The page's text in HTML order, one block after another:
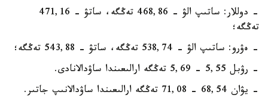
- دوللار: ساتىپ الۋ - 468,86 تەڭگە، ساتۋ - 471,16
تەڭگە؛
- ەۋرو: ساتىپ الۋ - 538,74 تەڭگە، ساتۋ - 543,88 تەڭگە؛
- رۋبل 5,55 - 5,69 تەڭگە ارالىعىندا ساۋدالانادى.
- يۋان 68,54 - 71,08 تەڭگە ارالىعىندا ساۋدالانىپ جاتىر.